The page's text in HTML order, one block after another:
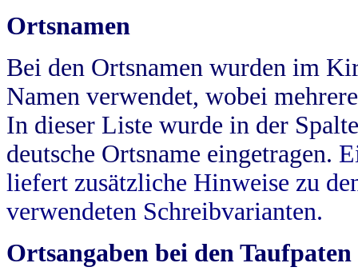
Ortsnamen
Bei den Ortsnamen wurden im
Namen verwendet, wobei
In dieser Liste wurde in der
deutsche Ortsname eingetragen.
liefert zusätzliche Hinweise zu
verwendeten Schreibvarianten.
Ortsangaben bei den Taufpaten